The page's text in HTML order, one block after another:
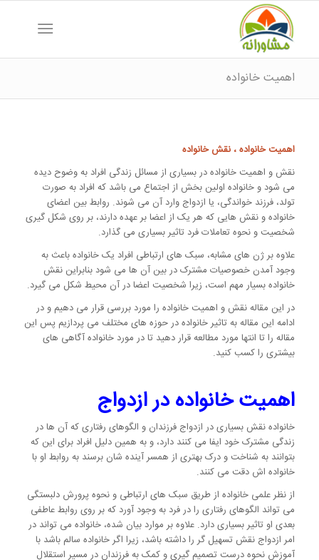
اهمیت خانواده
اهمیت خانواده ، نقش خانواده
نقش و اهمیت خانواده در بسیاری از مسائل زندگی افراد به وضوح دیده
می شود و خانواده اولین بخش از اجتماع می باشد که افراد به صورت
تولد، فرزند خواندگی، یا ازدواج وارد آن می شوند. روابط بین اعضای
خانواده و نقش هایی که هر یک از اعضا بر عهده دارند، بر روی شکل گیری
شخصیت و نحوه تعاملات فرد تاثیر بسیاری می گذارد.
علاوه بر ژن های مشابه، سبک های ارتباطی افراد یک خانواده باعث به
وجود آمدن خصوصیات مشترک در بین آن ها می شود بنابراین نقش
خانواده بسیار مهم است، زیرا شخصیت اعضا در آن محیط شکل می گیرد.
در این مقاله نقش و اهمیت خانواده را مورد بررسی قرار می دهیم و در
ادامه این مقاله به تاثیر خانواده در حوزه های مختلف می پردازیم پس این
مقاله را تا انتها مورد مطالعه قرار دهید تا در مورد خانواده آگاهی های
بیشتری را کسب کنید.
اهمیت خانواده در ازدواج
خانواده نقش بسیاری در ازدواج فرزندان و الگوهای رفتاری که آن ها در
زندگی مشترک خود ایفا می کنند دارد، و به همین دلیل افراد برای این که
بتوانند به شناخت و درک بهتری از همسر آینده شان برسند به روابط او با
خانواده اش دقت می کنند.
از نظر علمی خانواده از طریق سبک های ارتباطی و نحوه پرورش دلبستگی
می تواند الگوهای رفتاری را در فرد به وجود آورد که بر روی روابط عاطفی
بعدی او تاثیر بسیاری دارد. علاوه بر موارد بیان شده، خانواده می تواند در
امر ازدواج نقش تسهیل گر را داشته باشد، زیرا اگر خانواده سالم باشد با
آموزش نحوه درست تصمیم گیری و کمک به فرزندان در مسیر استقلال